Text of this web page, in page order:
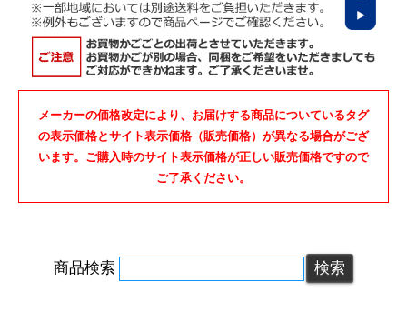
メーカーの価格改定により、お届けする商品についているタグ
の表示価格とサイト表示価格（販売価格）が異なる場合がござ
います。ご購入時のサイト表示価格が正しい販売価格ですので
ご了承ください。
商品検索